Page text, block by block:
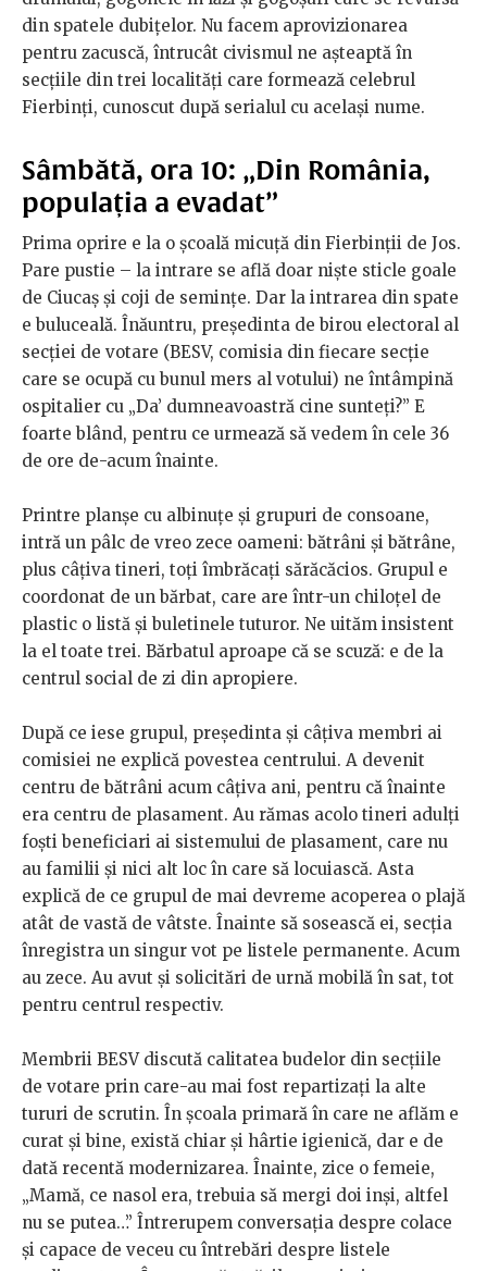
din spatele dubițelor. Nu facem aprovizionarea
pentru zacuscă, întrucât civismul ne așteaptă în
secțiile din trei localități care formează celebrul
Fierbinți, cunoscut după serialul cu același nume.
Sâmbătă, ora 10: „Din România,
populația a evadat”
Prima oprire e la o școală micuță din Fierbinții de Jos.
Pare pustie – la intrare se află doar niște sticle goale
de Ciucaș și coji de semințe. Dar la intrarea din spate
e buluceală. Înăuntru, președinta de birou electoral al
secției de votare (BESV, comisia din fiecare secție
care se ocupă cu bunul mers al votului) ne întâmpină
ospitalier cu „Da’ dumneavoastră cine sunteți?” E
foarte blând, pentru ce urmează să vedem în cele 36
de ore de-acum înainte.
Printre planșe cu albinuțe și grupuri de consoane,
intră un pâlc de vreo zece oameni: bătrâni și bătrâne,
plus câțiva tineri, toți îmbrăcați sărăcăcios. Grupul e
coordonat de un bărbat, care are într-un chiloțel de
plastic o listă și buletinele tuturor. Ne uităm insistent
la el toate trei. Bărbatul aproape că se scuză: e de la
centrul social de zi din apropiere.
După ce iese grupul, președinta și câțiva membri ai
comisiei ne explică povestea centrului. A devenit
centru de bătrâni acum câțiva ani, pentru că înainte
era centru de plasament. Au rămas acolo tineri adulți
foști beneficiari ai sistemului de plasament, care nu
au familii și nici alt loc în care să locuiască. Asta
explică de ce grupul de mai devreme acoperea o plajă
atât de vastă de vâtste. Înainte să sosească ei, secția
înregistra un singur vot pe listele permanente. Acum
au zece. Au avut și solicitări de urnă mobilă în sat, tot
pentru centrul respectiv.
Membrii BESV discută calitatea budelor din secțiile
de votare prin care-au mai fost repartizați la alte
tururi de scrutin. În școala primară în care ne aflăm e
curat și bine, există chiar și hârtie igienică, dar e de
dată recentă modernizarea. Înainte, zice o femeie,
„Mamă, ce nasol era, trebuia să mergi doi inși, altfel
nu se putea…” Întrerupem conversația despre colace
și capace de veceu cu întrebări despre listele